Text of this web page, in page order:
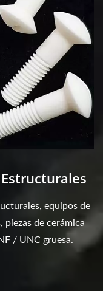
equipos de
piezas de cerámica
/ UNC gruesa.